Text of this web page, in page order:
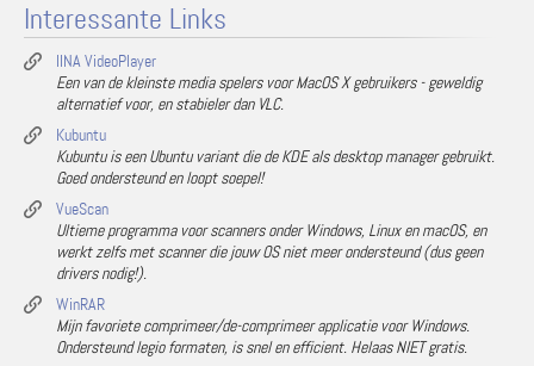
Interessante Links
IINA VideoPlayer
Een van de kleinste media spelers voor MacOS X gebruikers - geweldig
alternatief voor, en stabieler dan VLC.
Kubuntu
Kubuntu is een Ubuntu variant die de KDE als desktop manager gebruikt.
Goed ondersteund en loopt soepel!
VueScan
Ultieme programma voor scanners onder Windows, Linux en macOS, en
werkt zelfs met scanner die jouw OS niet meer ondersteund (dus geen
drivers nodig!).
WinRAR
Mijn favoriete comprimeer/de-comprimeer applicatie voor Windows.
Ondersteund legio formaten, is snel en efficient. Helaas NIET gratis.